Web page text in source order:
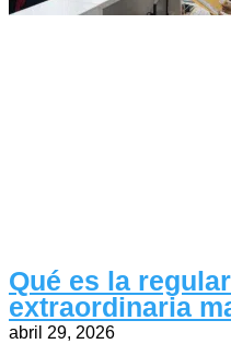
Qué es la
extraordinaria
abril 29, 2026